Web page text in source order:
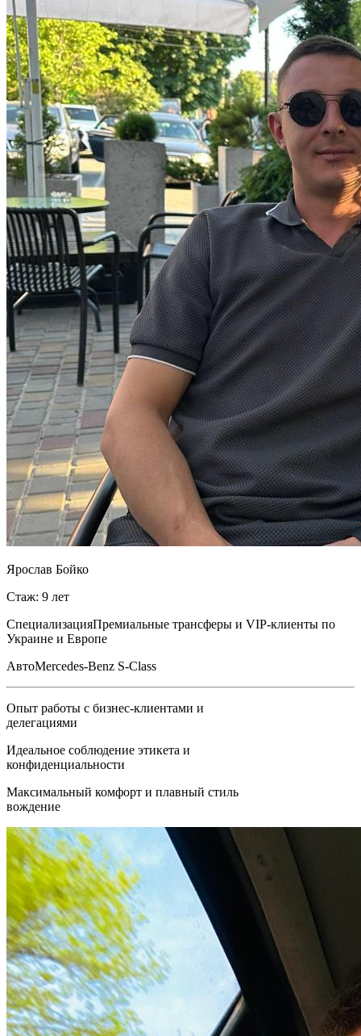
Ярослав Бойко
Стаж: 9 лет
СпециализацияПремиальные трансферы и VIP-клиенты по
Украине и Европе
АвтоMercedes-Benz S-Class
Опыт работы с бизнес-клиентами и
делегациями
Идеальное соблюдение этикета и
конфиденциальности
Максимальный комфорт и плавный стиль
вождение